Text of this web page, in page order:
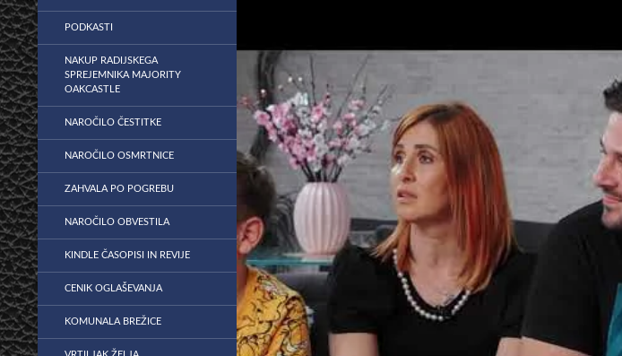
PODKASTI
NAKUP RADIJSKEGA
SPREJEMNIKA MAJORITY
OAKCASTLE
NAROČILO ČESTITKE
NAROČILO OSMRTNICE
ZAHVALA PO POGREBU
NAROČILO OBVESTILA
KINDLE ČASOPISI IN REVIJE
CENIK OGLAŠEVANJA
KOMUNALA BREŽICE